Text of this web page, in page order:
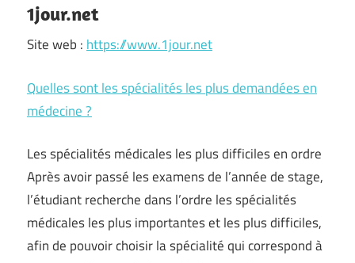
1jour.net
Site web : https://www.1jour.net
Quelles sont les spécialités les plus demandées en
médecine ?
Les spécialités médicales les plus difficiles en ordre
Après avoir passé les examens de l’année de stage,
l’étudiant recherche dans l’ordre les spécialités
médicales les plus importantes et les plus difficiles,
afin de pouvoir choisir la spécialité qui correspond à